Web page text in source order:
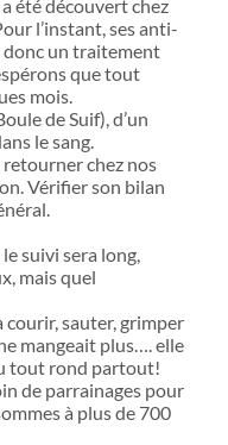
été découvert chez
l’instant, ses anti-
donc un traitement
que tout
mois.
de Suif), d’un
le sang.
retourner chez nos
Vérifier son bilan
suivi sera long,
mais quel
courir, sauter, grimper
mangeait plus…. elle
tout rond partout!
de parrainages pour
à plus de 700